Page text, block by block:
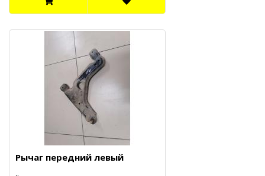
Рычаг передний левый
..